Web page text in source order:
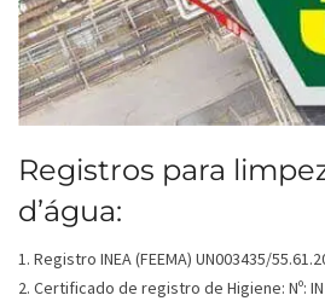
Registros para
d’água:
1. Registro INEA (FEEMA) UN003435/
2. Certificado de registro de Higiene: Nº: IN